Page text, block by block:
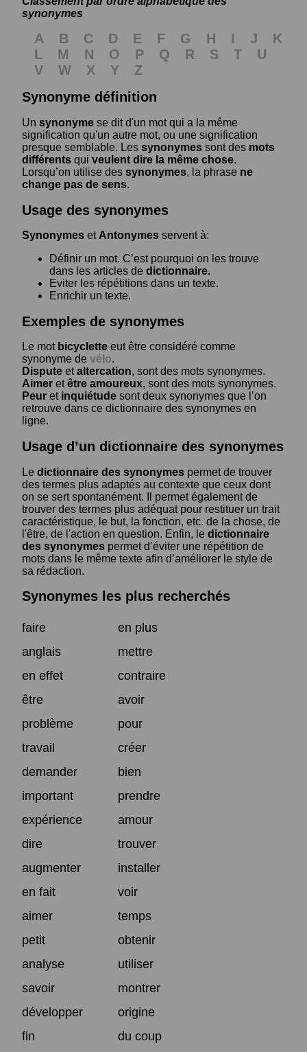
synonymes
A B C D E F G H I J
K
L
M N O P Q R S T
U
V
W X Y
Z
Synonyme définition
Un synonyme se dit d'un mot qui a la même
signification qu'un autre mot, ou une signification
presque semblable. Les synonymes sont des mots
différents qui veulent dire la même chose.
Lorsqu’on utilise des synonymes, la phrase ne
change pas de sens.
Usage des synonymes
Synonymes et Antonymes servent à:
Définir un mot. C’est pourquoi on les trouve
dans les articles de dictionnaire.
Eviter les répétitions dans un texte.
Enrichir un texte.
Exemples de synonymes
Le mot bicyclette eut être considéré comme
synonyme de vélo.
Dispute etaltercation, sont des mots synonymes.
Aimer etêtre amoureux, sont des mots synonymes.
Peur et inquiétude sont deux synonymes que l’on
retrouve dans ce dictionnaire des synonymes en
ligne.
Usage d’un dictionnaire des synonymes
Le dictionnaire des synonymes permet de trouver
des termes plus adaptés au contexte que ceux dont
on se sert spontanément. Il permet également de
trouver des termes plus adéquat pour restituer un trait
caractéristique, le but, la fonction, etc. de la chose, de
l'être, de l'action en question. Enfin, le dictionnaire
des synonymes permet d’éviter une répétition de
mots dans le même texte afin d’améliorer le style de
sa rédaction.
Synonymes les plus recherchés
faire
en plus
anglais
mettre
en effet
contraire
être
avoir
problème
pour
travail
créer
demander
bien
important
prendre
expérience
amour
dire
trouver
augmenter
installer
en fait
voir
aimer
temps
petit
obtenir
analyse
utiliser
savoir
montrer
développer
origine
fin
du coup